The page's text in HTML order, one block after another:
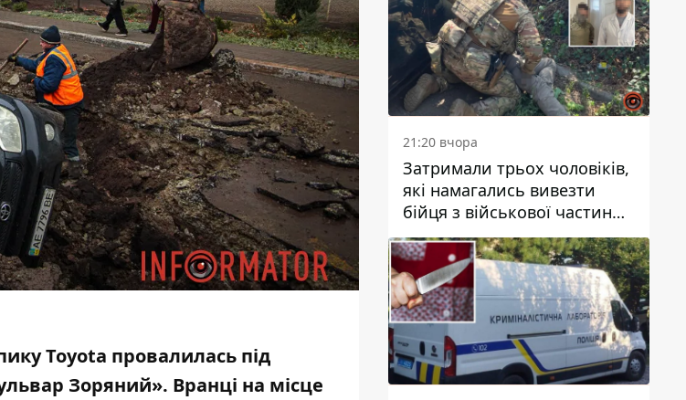
Toyota провалилась під
Зоряний». Вранці на місце
21:20 вчора
Затримали трьох чоловіків,
які намагались вивезти
бійця з військової частини
до Дніпра за 7 тисяч
доларів: серед них був лікар